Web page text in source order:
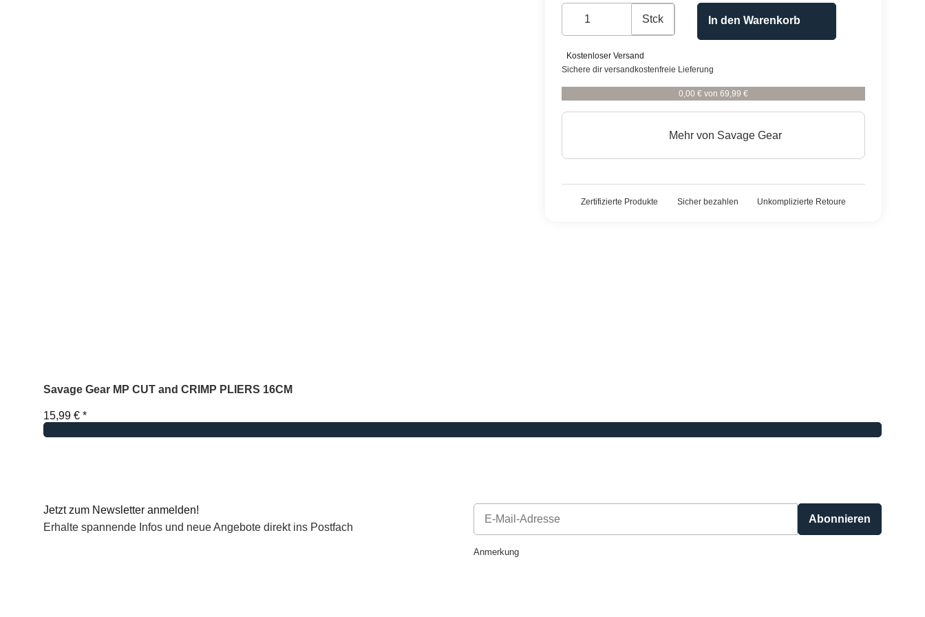
Stck In den Warenkorb
Kostenloser Versand
Sichere dir versandkostenfreie Lieferung
0,00 € von 69,99 €
Mehr von Savage Gear
Zertifizierte Produkte Sicher bezahlen Unkomplizierte Retoure
Savage Gear MP CUT and CRIMP PLIERS 16CM
15,99 € *
Jetzt zum Newsletter anmelden!
Erhalte spannende Infos und neue Angebote direkt ins Postfach
Abonnieren
Anmerkung